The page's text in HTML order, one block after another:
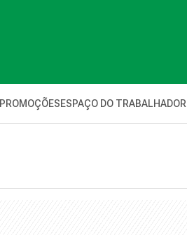
PROMOÇÕESESPAÇO DO TRABALHADOR